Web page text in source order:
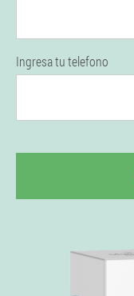
Ingresa tu telefono